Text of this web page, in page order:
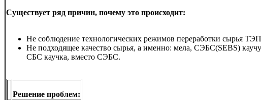
Существует ряд причин, почему это происходит:
Не соблюдение технологических режимов переработки сырья
Не подходящее качество сырья, а именно: мела, СЭБС(SEBS)
СБС каучка, вместо СЭБС.
Решение проблем: